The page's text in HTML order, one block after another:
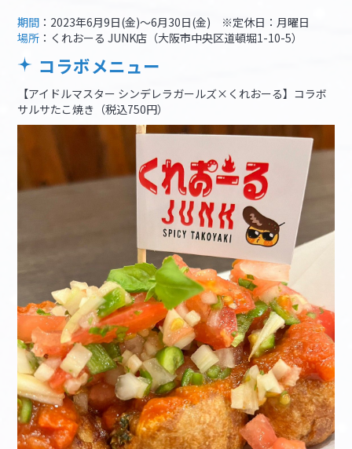
期間 ：2023年6月9日(金)～6月30日(金) ※定休日：月曜日
場所 ：くれおーる JUNK店（大阪市中央区道頓堀1-10-5）
コラボメニュー
【アイドルマスター シンデレラガールズ×くれおーる】コラボ
サルサたこ焼き（税込750円）